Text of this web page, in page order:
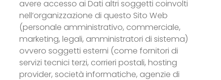
avere accesso ai Dati altri soggetti coinvolti
nell’organizzazione di questo Sito Web
(personale amministrativo, commerciale,
marketing, legali, amministratori di sistema)
ovvero soggetti esterni (come fornitori di
servizi tecnici terzi, corrieri postali, hosting
provider, società informatiche, agenzie di